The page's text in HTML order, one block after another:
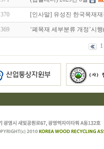
370 [인사말] 유성진 한국목재
369 ‘폐목재 세부분류 개정’시
1